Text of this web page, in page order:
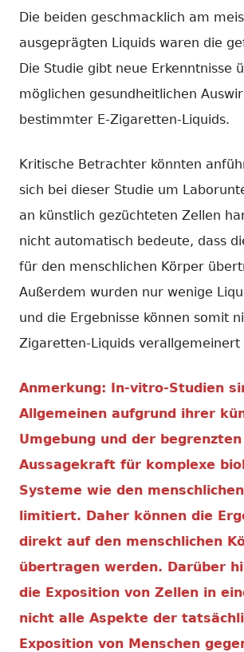
Die beiden geschmacklich am
ausgeprägten Liquids waren die
Die Studie gibt neue Erkenntnisse
möglichen gesundheitlichen
bestimmter E-Zigaretten-Liquids.
Kritische Betrachter könnten
sich bei dieser Studie um
an künstlich gezüchteten Zellen
nicht automatisch bedeute, dass
für den menschlichen Körper
Außerdem wurden nur wenige
und die Ergebnisse können somit
Zigaretten-Liquids verallgemeinert
Anmerkung: In-vitro-Studien
Allgemeinen aufgrund ihrer
Umgebung und der begrenzten
Aussagekraft für komplexe
Systeme wie den
limitiert. Daher können die
direkt auf den menschlichen
übertragen werden. Darüber
die Exposition von Zellen in
nicht alle Aspekte der
Exposition von Menschen